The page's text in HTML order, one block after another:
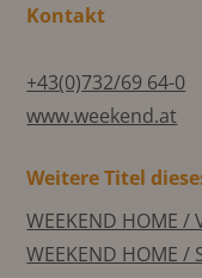
Kontakt
+43(0)732/69 64-0
www.weekend.at
Weitere Titel
WEEKEND HOME /
WEEKEND HOME /